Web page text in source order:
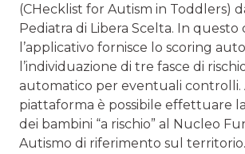
(CHecklist for Autism in Toddlers)
Pediatra di Libera Scelta. In questo
l’applicativo fornisce lo scoring
l’individuazione di tre fasce di
automatico per eventuali controlli.
piattaforma è possibile effettuare
dei bambini “a rischio” al Nucleo
Autismo di riferimento sul